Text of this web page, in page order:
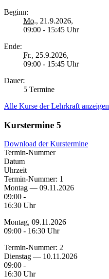
Beginn:
Mo., 21.9.2026,
09:00 - 15:45 Uhr
Ende:
Fr., 25.9.2026,
09:00 - 15:45 Uhr
Dauer:
5 Termine
Alle Kurse der Lehrkraft anzeigen
Kurstermine 5
Download der Kurstermine
Termin-Nummer
Datum
Uhrzeit
Termin-Nummer: 1
Montag — 09.11.2026
09:00 -
16:30 Uhr
Montag, 09.11.2026
09:00 - 16:30 Uhr
Termin-Nummer: 2
Dienstag — 10.11.2026
09:00 -
16:30 Uhr